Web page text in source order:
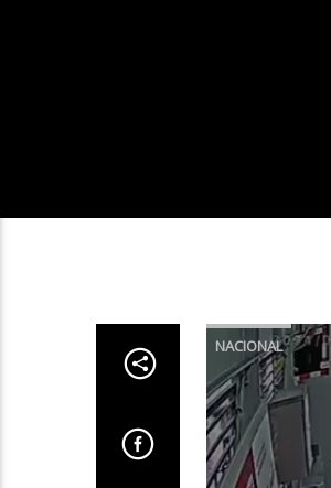
NACIONAL